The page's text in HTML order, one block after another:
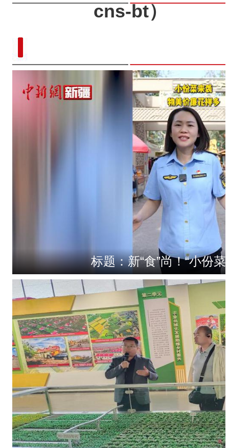
cns-bt）
标题：新“食”尚！“小份